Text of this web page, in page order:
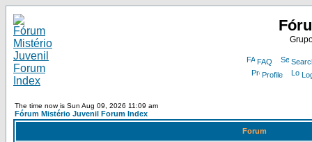
FAQ
Profile
The time now is Sun Aug 09, 2026 11:09 am
Fórum Mistério Juvenil Forum Index
Forum